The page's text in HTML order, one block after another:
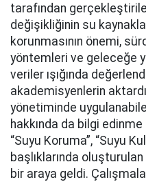
tarafından
değişikliğinin su
korunmasının önemi,
yöntemleri ve geleceğe
veriler ışığında
akademisyenlerin
yönetiminde
hakkında da bilgi
“Suyu Koruma”, “Suyu
başlıklarında
bir araya geldi.